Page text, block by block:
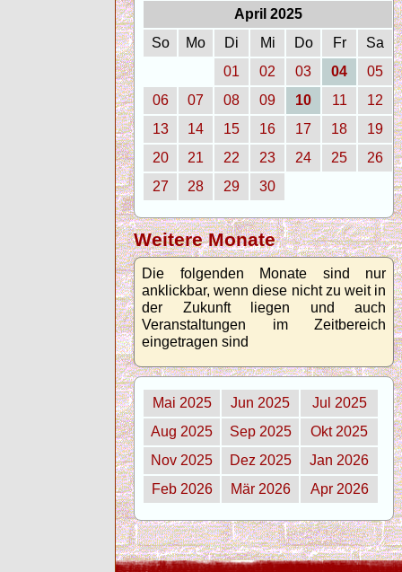
April 2025
So
Mo Di Mi Do Fr
Sa
01
02 03 04
05
06
07 08 09 10 11
12
13
14 15 16 17 18
19
20
21 22 23 24 25
26
27
28 29 30
Weitere Monate
Die folgenden Monate sind nur
anklickbar, wenn diese nicht zu weit in
der Zukunft liegen und auch
Veranstaltungen im Zeitbereich
eingetragen sind
Mai 2025 Jun 2025
Jul 2025
Aug 2025
Sep 2025
Okt 2025
Nov 2025
Dez 2025
Jan 2026
Feb 2026
Mär 2026 Apr 2026